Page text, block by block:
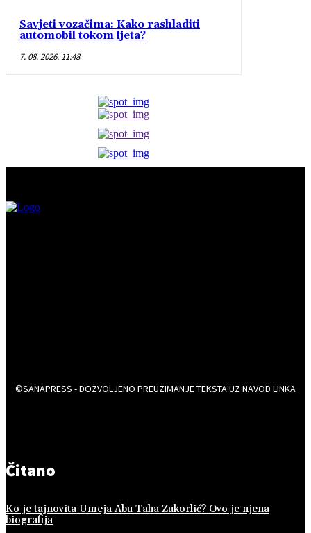
Savjeti vozačima: Kako rashladiti
automobil tokom ljeta?
7. 08. 2026. 11:48
©SANAPRESS - DOZVOLJENO PREUZIMANJE TEKSTA UZ NAVOD LINKA
Čitano
Ko je tajnovita Umeja Abu Taha Zukorlić? Ovo je njena
biografija